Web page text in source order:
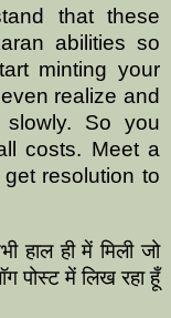
that these
abilities so
minting your
realize and
So you
costs. Meet a
resolution to
हाल ही में मिली जो
पोस्ट में लिख रहा हूँ